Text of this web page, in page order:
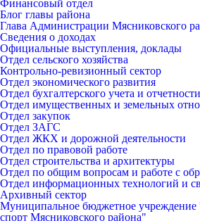
Финансовый отдел
Блог главы района
Глава Администрации Мясниковского
Сведения о доходах
Официальные выступления, доклады
Отдел сельского хозяйства
Контрольно-ревизионный сектор
Отдел экономического развития
Отдел бухгалтерского учета и отчетности
Отдел имущественных и земельных
Отдел закупок
Отдел ЗАГС
Отдел ЖКХ и дорожной деятельности
Отдел по правовой работе
Отдел строительства и архитектуры
Отдел по общим вопросам и работе с
Отдел информационных технологий и
Архивный сектор
Муниципальное бюджетное учреждение
спорт Мясниковского района"